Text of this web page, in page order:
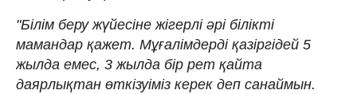
"Білім беру жүйесіне жігерлі әрі білікті
мамандар қажет. Мұғалімдерді қазіргідей 5
жылда емес, 3 жылда бір рет қайта
даярлықтан өткізуіміз керек деп санаймын.